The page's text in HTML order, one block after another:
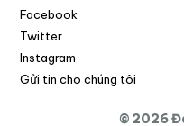
Facebook
Twitter
Instagram
Gửi tin cho chúng tôi
© 2026